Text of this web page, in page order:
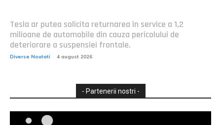
Tesla ar putea solicita returnarea în service a 1,2
milioane de automobile din cauza pericolului de
deteriorare a suspensiei frontale.
Diverse Noutati 4 august 2026
- Partenerii nostri -